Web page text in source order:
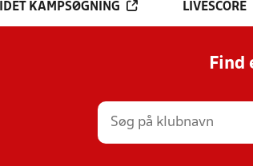
KAMPSØGNING LIVESCORE
Find